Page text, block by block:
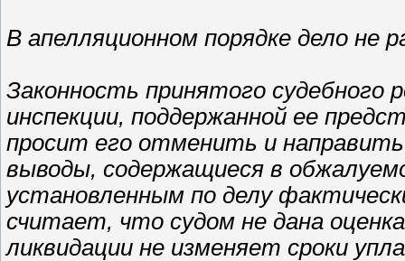
В апелляционном порядке дело не
Законность принятого судебного
инспекции, поддержанной ее
просит его отменить и
выводы, содержащиеся в
установленным по делу
считает, что судом не дана
ликвидации не изменяет сроки